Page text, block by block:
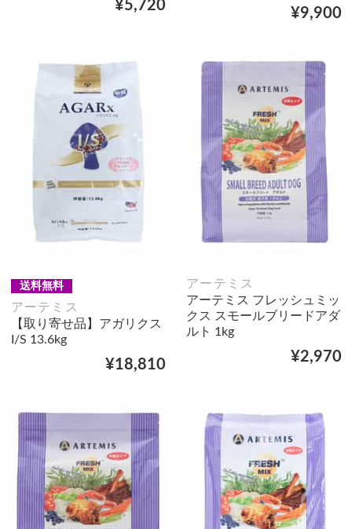
¥5,720 ¥9,900
送料無料
アーテミス
【取り寄せ品】アガリクス
I/S 13.6kg
¥18,810
アーテミス
アーテミス フレッシュミッ
クス スモールブリードアダ
ルト 1kg
¥2,970